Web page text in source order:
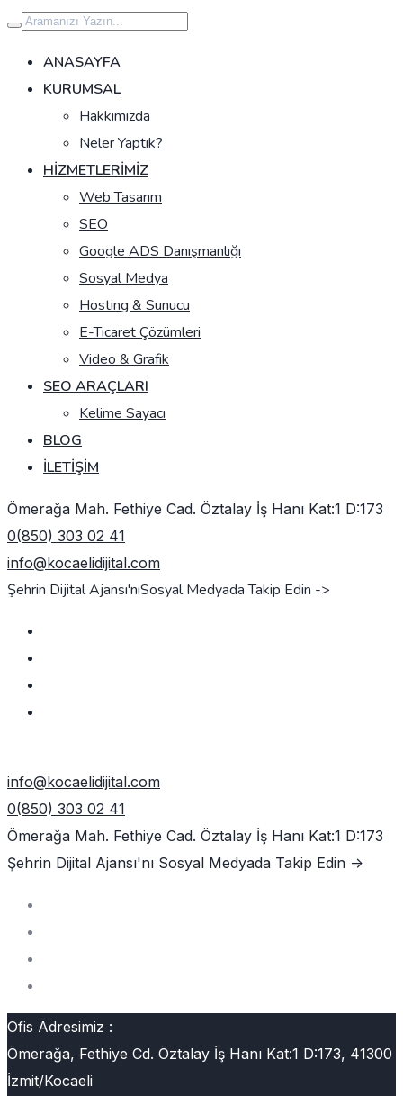
İçeriğe
geç
ANASAYFA
KURUMSAL
Hakkımızda
Neler Yaptık?
HIZMETLERIMIZ
Web Tasarım
SEO
Google ADS Danışmanlığı
Sosyal Medya
Hosting & Sunucu
E-Ticaret Çözümleri
Video & Grafik
SEO ARAÇLARI
Kelime Sayacı
BLOG
İLETIŞIM
Ömerağa Mah. Fethiye Cad. Öztalay İş Hanı Kat:1 D:173
0(850) 303 02 41
info@kocaelidijital.com
Şehrin Dijital Ajansı'nıSosyal Medyada Takip Edin ->
info@kocaelidijital.com
0(850) 303 02 41
Ömerağa Mah. Fethiye Cad. Öztalay İş Hanı Kat:1 D:173
Şehrin Dijital Ajansı'nı Sosyal Medyada Takip Edin ->
Ofis Adresimiz :
Ömerağa, Fethiye Cd. Öztalay İş Hanı Kat:1 D:173, 41300
İzmit/Kocaeli